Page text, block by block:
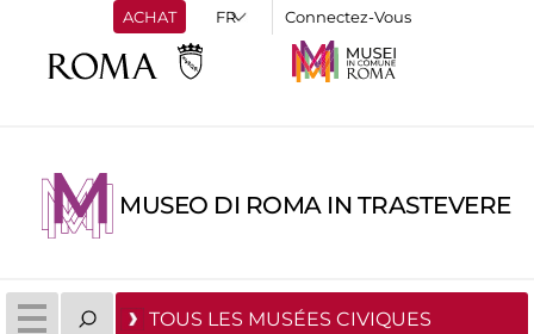
ACHAT Connectez-Vous
MUSEO DI ROMA IN TRASTEVERE
TOUS LES MUSÉES CIVIQUES